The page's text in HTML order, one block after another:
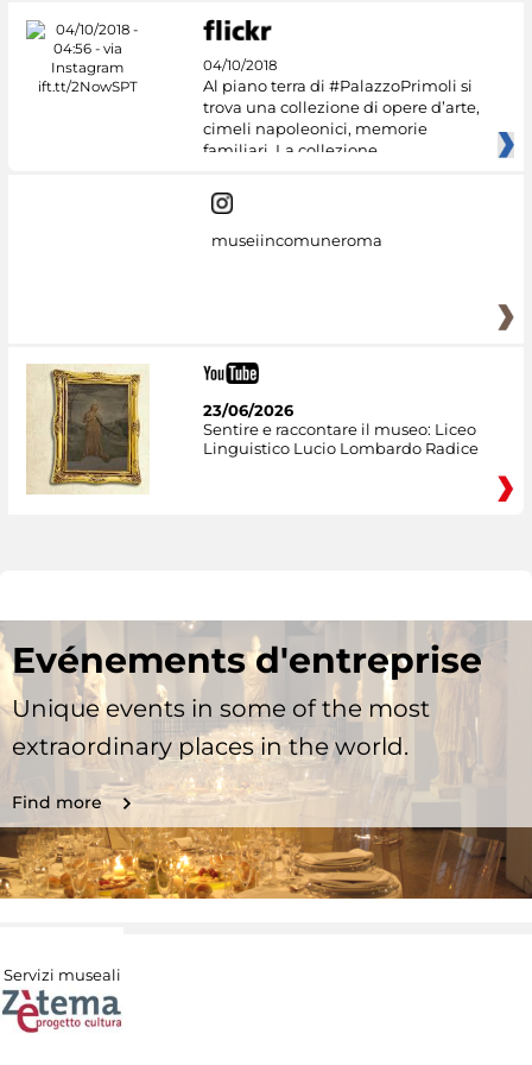
04/10/2018
Al piano terra di #PalazzoPrimoli si
trova una collezione di opere d’arte,
cimeli napoleonici, memorie
familiari. La collezione
museiincomuneroma
23/06/2026
Sentire e raccontare il museo: Liceo
Linguistico Lucio Lombardo Radice
Evénements d'entreprise
Unique events in some of the most
extraordinary places in the world.
Find more
Servizi museali